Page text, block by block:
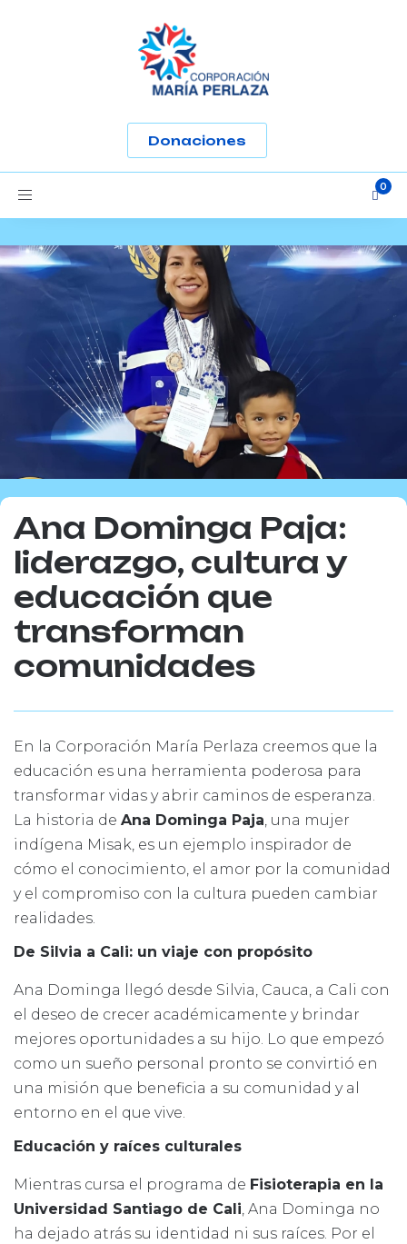
Donaciones
Toggle
Ana Dominga Paja:
liderazgo, cultura y
educación que
transforman
comunidades
En la Corporación María Perlaza creemos que la
educación es una herramienta poderosa para
transformar vidas y abrir caminos de esperanza.
La historia de Ana Dominga Paja, una mujer
indígena Misak, es un ejemplo inspirador de
cómo el conocimiento, el amor por la comunidad
y el compromiso con la cultura pueden cambiar
realidades.
De Silvia a Cali: un viaje con propósito
Ana Dominga llegó desde Silvia, Cauca, a Cali con
el deseo de crecer académicamente y brindar
mejores oportunidades a su hijo. Lo que empezó
como un sueño personal pronto se convirtió en
una misión que beneficia a su comunidad y al
entorno en el que vive.
Educación y raíces culturales
Mientras cursa el programa de Fisioterapia en la
Universidad Santiago de Cali, Ana Dominga no
ha dejado atrás su identidad ni sus raíces. Por el